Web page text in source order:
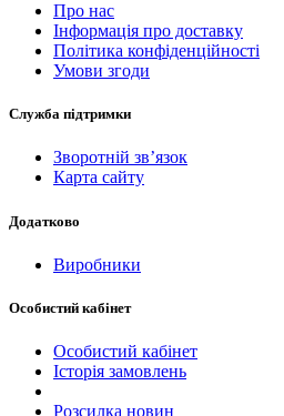
Про нас
Інформація про доставку
Політика конфіденційності
Умови згоди
Служба підтримки
Зворотній зв’язок
Карта сайту
Додатково
Виробники
Особистий кабінет
Особистий кабінет
Історія замовлень
Розсилка новин